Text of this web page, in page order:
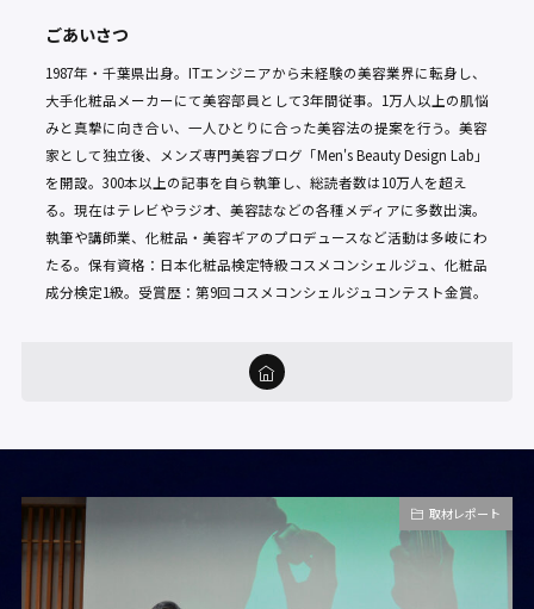
ごあいさつ
1987年・千葉県出身。ITエンジニアから未経験の美容業界に転身し、
大手化粧品メーカーにて美容部員として3年間従事。1万人以上の肌悩
みと真摯に向き合い、一人ひとりに合った美容法の提案を行う。美容
家として独立後、メンズ専門美容ブログ「Men's Beauty Design Lab」
を開設。300本以上の記事を自ら執筆し、総読者数は10万人を超え
る。現在はテレビやラジオ、美容誌などの各種メディアに多数出演。
執筆や講師業、化粧品・美容ギアのプロデュースなど活動は多岐にわ
たる。保有資格：日本化粧品検定特級コスメコンシェルジュ、化粧品
成分検定1級。受賞歴：第9回コスメコンシェルジュコンテスト金賞。
取材レポート